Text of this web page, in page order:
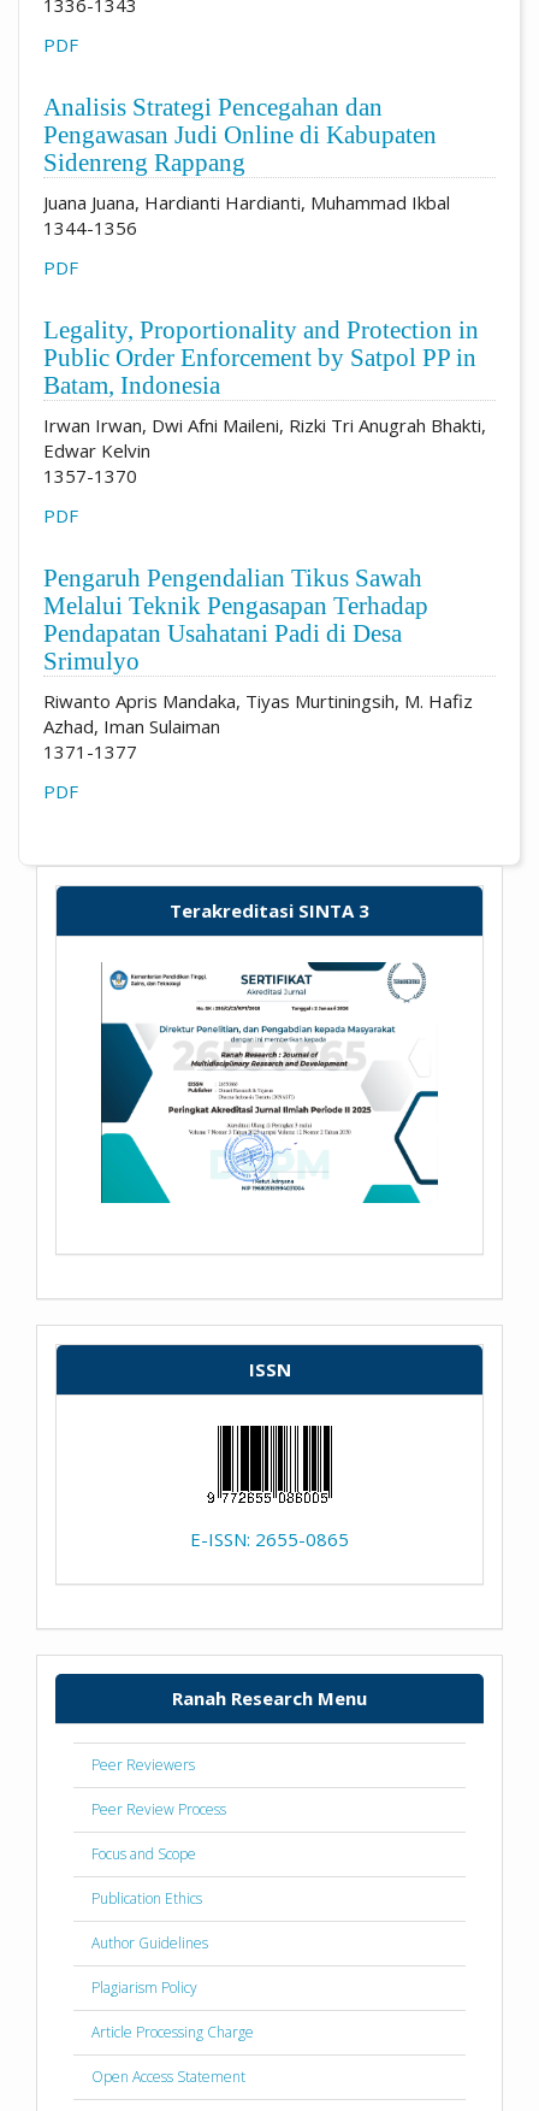
PDF
Analisis Strategi Pencegahan dan
Pengawasan Judi Online di Kabupaten
Sidenreng Rappang
Juana Juana, Hardianti Hardianti, Muhammad Ikbal
1344-1356
PDF
Legality, Proportionality and Protection in
Public Order Enforcement by Satpol PP in
Batam, Indonesia
Irwan Irwan, Dwi Afni Maileni, Rizki Tri Anugrah Bhakti,
Edwar Kelvin
1357-1370
PDF
Pengaruh Pengendalian Tikus Sawah
Melalui Teknik Pengasapan Terhadap
Pendapatan Usahatani Padi di Desa
Srimulyo
Riwanto Apris Mandaka, Tiyas Murtiningsih, M. Hafiz
Azhad, Iman Sulaiman
1371-1377
PDF
Terakreditasi SINTA 3
ISSN
E-ISSN: 2655-0865
Ranah Research Menu
Peer Reviewers
Peer Review Process
Focus and Scope
Publication Ethics
Author Guidelines
Plagiarism Policy
Article Processing Charge
Open Access Statement